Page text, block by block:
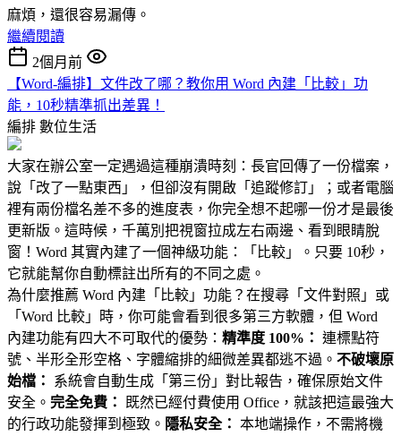
麻煩，還很容易漏傳。
繼續閱讀
2個月前
【Word-編排】文件改了哪？教你用 Word 內建「比較」功
能，10秒精準抓出差異！
編排 數位生活
大家在辦公室一定遇過這種崩潰時刻：長官回傳了一份檔案，
說「改了一點東西」，但卻沒有開啟「追蹤修訂」；或者電腦
裡有兩份檔名差不多的進度表，你完全想不起哪一份才是最後
更新版。這時候，千萬別把視窗拉成左右兩邊、看到眼睛脫
窗！Word 其實內建了一個神級功能：「比較」。只要 10秒，
它就能幫你自動標註出所有的不同之處。
為什麼推薦 Word 內建「比較」功能？在搜尋「文件對照」或
「Word 比較」時，你可能會看到很多第三方軟體，但 Word
內建功能有四大不可取代的優勢： 精準度 100%： 連標點符
號、半形全形空格、字體縮排的細微差異都逃不過。 不破壞原
始檔：
系統會自動生成「第三份」對比報告，確保原始文件
安全。 完全免費：
既然已經付費使用 Office，就該把這最強大
的行政功能發揮到極致。 隱私安全： 本地端操作，不需將機